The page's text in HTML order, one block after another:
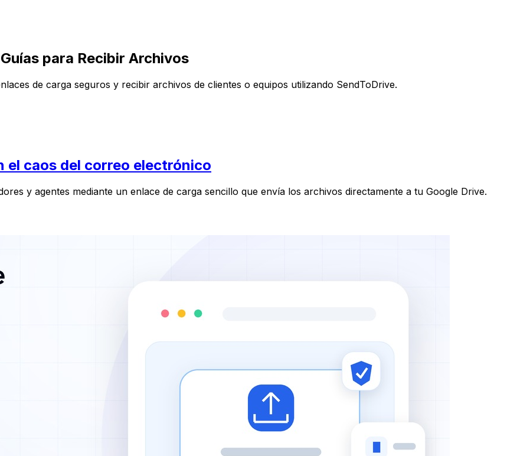
para Recibir Archivos
de carga seguros y recibir archivos de clientes o equipos utilizando SendToDrive.
el caos del correo electrónico
y agentes mediante un enlace de carga sencillo que envía los archivos directamente a tu Google Drive.